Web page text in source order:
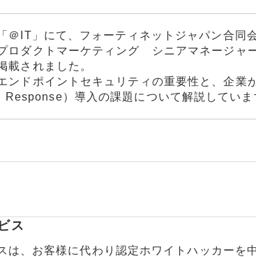
＠IT」にて、フォーティネットジャパン合同
ダクトマーケティング シニアマネージャ
載されました。
ンドポイントセキュリティの重要性と、企業
）導入の課題について解説していま
ス
は、お客様に代わり認定ホワイトハッカーを